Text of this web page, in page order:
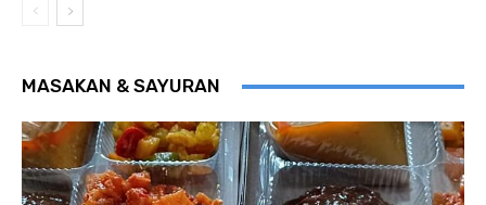
MASAKAN & SAYURAN